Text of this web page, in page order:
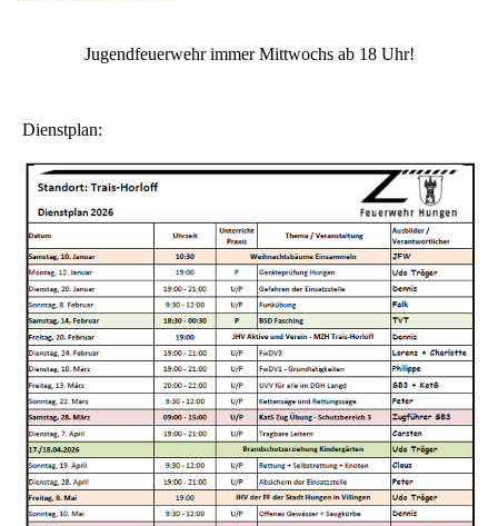
Jugendfeuerwehr immer Mittwochs ab 18 Uhr!
Dienstplan: